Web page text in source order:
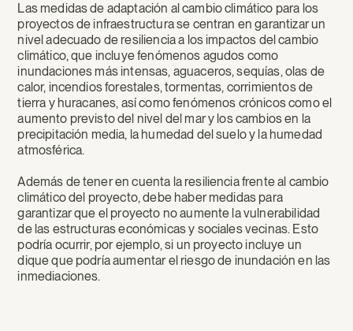
Las medidas de adaptación al cambio climático para los
proyectos de infraestructura se centran en garantizar un
nivel adecuado de resiliencia a los impactos del cambio
climático, que incluye fenómenos agudos como
inundaciones más intensas, aguaceros, sequías, olas de
calor, incendios forestales, tormentas, corrimientos de
tierra y huracanes, así como fenómenos crónicos como el
aumento previsto del nivel del mar y los cambios en la
precipitación media, la humedad del suelo y la humedad
atmosférica.
Además de tener en cuenta la resiliencia frente al cambio
climático del proyecto, debe haber medidas para
garantizar que el proyecto no aumente la vulnerabilidad
de las estructuras económicas y sociales vecinas. Esto
podría ocurrir, por ejemplo, si un proyecto incluye un
dique que podría aumentar el riesgo de inundación en las
inmediaciones.